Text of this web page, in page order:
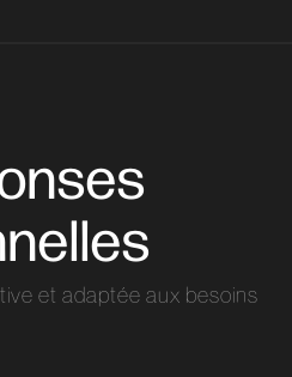
et adaptée aux besoins